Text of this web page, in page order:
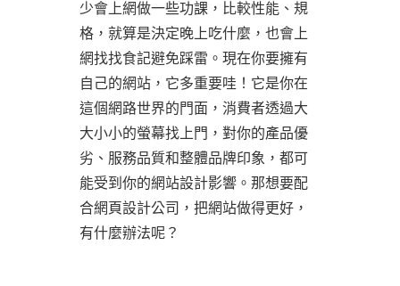
少會上網做一些功課，比較性能、規
格，就算是決定晚上吃什麼，也會上
網找找食記避免踩雷。現在你要擁有
自己的網站，它多重要哇！它是你在
這個網路世界的門面，消費者透過大
大小小的螢幕找上門，對你的產品優
劣、服務品質和整體品牌印象，都可
能受到你的網站設計影響。那想要配
合網頁設計公司，把網站做得更好，
有什麼辦法呢？